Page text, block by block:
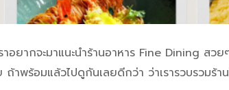
ยากจะมาแนะนำร้านอาหาร Fine Dining สว
าพร้อมแล้วไปดูกันเลยดีกว่า ว่าเรารวบรวมร้